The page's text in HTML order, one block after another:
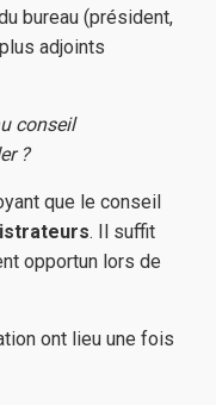
bureau (président,
adjoints
conseil
?
que le conseil
. Il suffit
opportun lors de
ont lieu une fois